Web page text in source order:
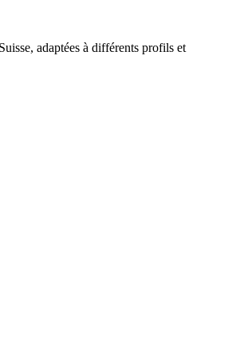
adaptées à différents profils et